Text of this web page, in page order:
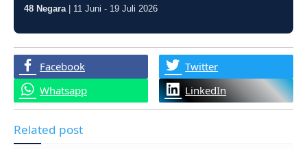
48 Negara| 11 Juni - 19 Juli 2026
Facebook
Twitter
Whatsapp
LinkedIn
Related post